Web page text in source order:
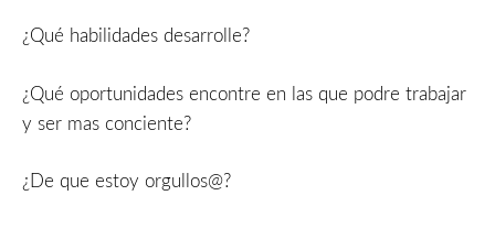
¿Qué habilidades desarrolle?
¿Qué oportunidades encontre en las que podre trabajar
y ser mas conciente?
¿De que estoy orgullos@?